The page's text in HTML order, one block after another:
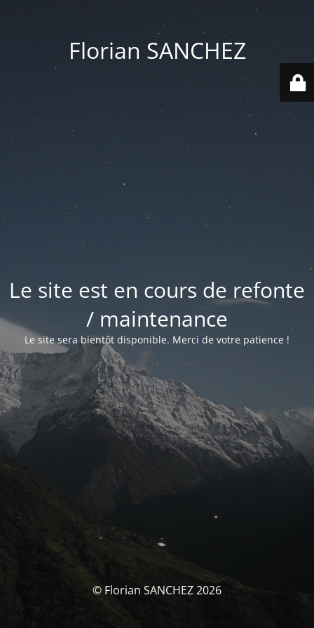
Florian SANCHEZ
Le site est en cours de refonte
/ maintenance
Le site sera bientôt disponible. Merci de votre patience !
© Florian SANCHEZ 2026